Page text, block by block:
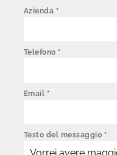
Azienda *
Telefono*
Email *
Testo del messaggio *